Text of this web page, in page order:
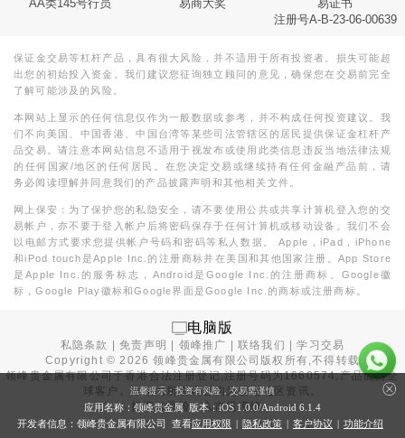
AA类145号行员
易商大奖
易证书
注册号A-B-23-06-00639
保证金交易等杠杆产品，具有很大风险，并不适用于所有投资者。损失可能超
出您的初始投入资金。我们建议您征询独立顾问的意见，确保您在交易前完全
了解可能涉及的风险。
本网站上显示的任何信息仅作为一般数据或参考，并不构成任何投资建议。我
们不向美国、中国香港、中国台湾等某些司法管辖区的居民提供保证金杠杆产
品交易。请注意本网站信息不适用于视发布或使用此类信息违反当地法律法规
的任何国家/地区的任何居民。在您决定交易或继续持有任何金融产品前，请
务必阅读理解并同意我们的产品披露声明和其他相关文件。
网上保安：为了保护您的私隐安全，请不要使用公共或共享计算机登入您的交
易帐户，亦不要于登入帐户后将密码保存于任何计算机或移动设备。我们不会
以电邮方式要求您提供帐户号码和密码等私人数据。 Apple，iPad，iPhone
和iPod touch是Apple Inc.的注册商标并在美国和其他国家注册。App Store
是Apple Inc.的服务标志，Android是Google Inc.的注册商标。Google徽
标，Google Play徽标和Google界面是Google Inc.的商标或注册商标。
电脑版
私隐条款 |免责声明 领峰推广 |联络我们 |学习交易
Copyright ©2026 领峰贵金属有限公司版权所有,不得转载
领峰贵金属有限公司于香港合法注册登记,注册号码为1660574,产品面向全
球客户。本站内所有内容均为香港地区资讯。
投资有风险，入市需谨慎。
温馨提示：投资有风险，交易需谨慎
应用名称：领峰贵金属 版本：iOS 1.0.0/Android 6.1.4
开发者信息：领峰贵金属有限公司 查看应用权限 | 隐私政策 | 客户协议 | 功能介绍